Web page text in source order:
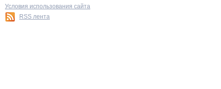
Условия использования сайта
RSS лента